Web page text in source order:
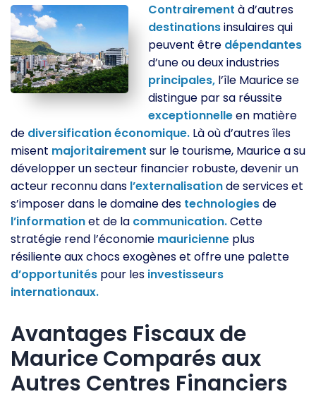
Contrairement à d’autres
destinationsinsulaires qui
peuvent être dépendantes
d’une ou deux industries
principales, l’île Maurice se
distingue par sa réussite
exceptionnelleen matière
de diversificationéconomique. Là où d’autres îles
misent majoritairement sur le tourisme, Maurice a su
développer un secteur financier robuste, devenir un
acteur reconnu dans l’externalisationde services et
s’imposer dans le domaine des technologiesde
l’informationet de la communication.Cette
stratégie rend l’économie mauricienne plus
résiliente aux chocs exogènes et offre une palette
d’opportunités pour les investisseurs
internationaux.
Avantages Fiscaux de
Maurice Comparés aux
Autres Centres Financiers